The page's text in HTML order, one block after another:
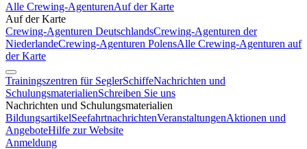
Alle Crewing-AgenturenAuf der Karte
Auf der Karte
Crewing-Agenturen DeutschlandsCrewing-Agenturen der
NiederlandeCrewing-Agenturen PolensAlle Crewing-Agenturen auf
der Karte
Trainingszentren für SeglerSchiffeNachrichten und
SchulungsmaterialienSchreiben Sie uns
Nachrichten und Schulungsmaterialien
BildungsartikelSeefahrtnachrichtenVeranstaltungenAktionen und
AngeboteHilfe zur Website
Anmeldung